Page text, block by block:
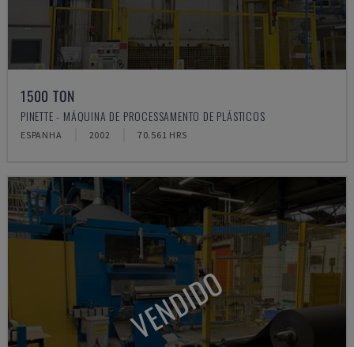
1500 TON
PINETTE - MÁQUINA DE PROCESSAMENTO DE PLÁSTICOS
ESPANHA 2002 70.561 HRS
VENDIDO